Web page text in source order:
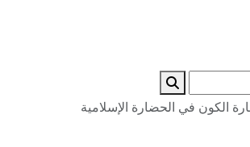
الكون في الحضارة الإسلامية